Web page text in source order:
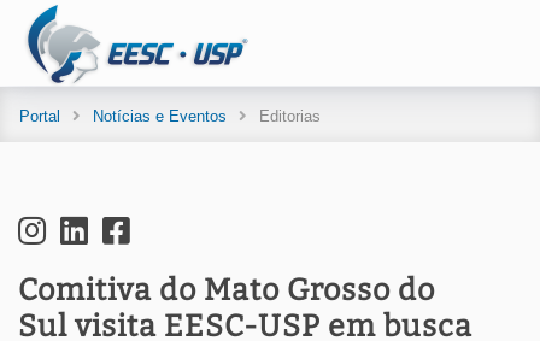
Portal Notícias e Eventos Editorias
Comitiva do Mato Grosso do
Sul visita EESC-USP em busca